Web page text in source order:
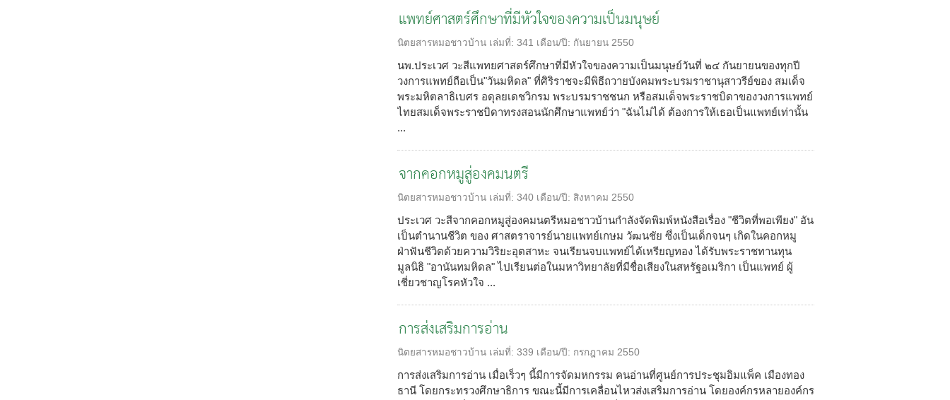
แพทย์ศาสตร์ศึกษาที่มีหัวใจของความเป็นมนุษย์
นิตยสารหมอชาวบ้าน เล่มที่: 341 เดือน/ปี: กันยายน 2550
นพ.ประเวศ วะสีแพทยศาสตร์ศึกษาที่มีหัวใจของความเป็นมนุษย์วันที่ ๒๔ กันยายนของทุกปี
วงการแพทย์ถือเป็น"วันมหิดล" ที่ศิริราชจะมีพิธีถวายบังคมพระบรมราชานุสาวรีย์ของ สมเด็จ
พระมหิตลาธิเบศร อดุลยเดชวิกรม พระบรมราชชนก หรือสมเด็จพระราชบิดาของวงการแพทย์
ไทยสมเด็จพระราชบิดาทรงสอนนักศึกษาแพทย์ว่า "ฉันไม่ได้ ต้องการให้เธอเป็นแพทย์เท่านั้น
...
จากคอกหมูสู่องคมนตรี
นิตยสารหมอชาวบ้าน เล่มที่: 340 เดือน/ปี: สิงหาคม 2550
ประเวศ วะสีจากคอกหมูสู่องคมนตรีหมอชาวบ้านกำลังจัดพิมพ์หนังสือเรื่อง "ชีวิตที่พอเพียง" อัน
เป็นตำนานชีวิต ของ ศาสตราจารย์นายแพทย์เกษม วัฒนชัย ซึ่งเป็นเด็กจนๆ เกิดในคอกหมู
ฝ่าฟันชีวิตด้วยความวิริยะอุตสาหะ จนเรียนจบแพทย์ได้เหรียญทอง ได้รับพระราชทานทุน
มูลนิธิ "อานันทมหิดล" ไปเรียนต่อในมหาวิทยาลัยที่มีชื่อเสียงในสหรัฐอเมริกา เป็นแพทย์ ผู้
เชี่ยวชาญโรคหัวใจ ...
การส่งเสริมการอ่าน
นิตยสารหมอชาวบ้าน เล่มที่: 339 เดือน/ปี: กรกฎาคม 2550
การส่งเสริมการอ่าน เมื่อเร็วๆ นี้มีการจัดมหกรรม คนอ่านที่ศูนย์การประชุมอิมแพ็ค เมืองทอง
ธานี โดยกระทรวงศึกษาธิการ ขณะนี้มีการเคลื่อนไหวส่งเสริมการอ่าน โดยองค์กรหลายองค์กร